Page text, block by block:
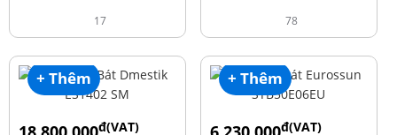
17 78
+ Thêm
đ(VAT)
+ Thêm
đ(VAT)